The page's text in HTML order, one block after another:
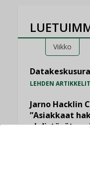
Viikko
LEHDEN ARTIKKELIT
Jarno Hacklin
”Asiakkaat
yhdistävät